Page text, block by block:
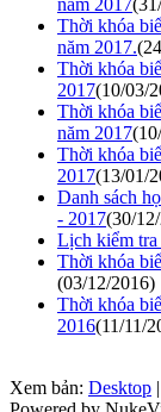
Thời khóa
năm 2017.
Thời khóa
2017(10/03/
Thời khóa
năm 2017
Thời khóa
2017(13/01/
Danh sách
- 2017(30/
Lịch kiểm
Thời khóa
(03/12/2016)
Thời khóa
2016(11/11/
Xem bản: Desktop